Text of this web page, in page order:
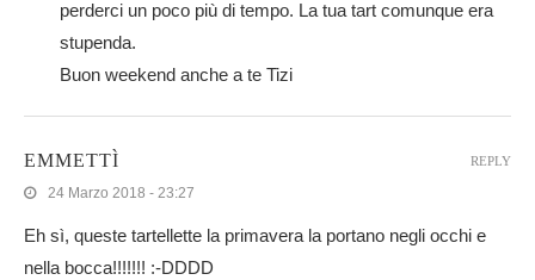
perderci un poco più di tempo. La tua tart comunque era
stupenda.
Buon weekend anche a te Tizi
EMMETTÌ
24 Marzo 2018 - 23:27
Eh sì, queste tartellette la primavera la portano negli occhi e
nella bocca!!!!!!! :-DDDD
REPLY